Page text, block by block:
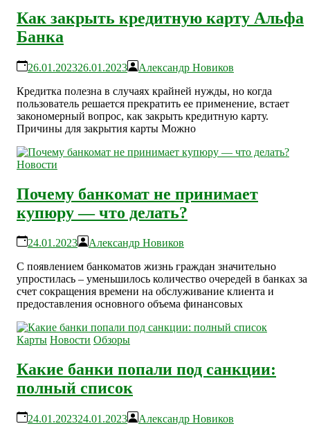
Как закрыть кредитную карту Альфа
Банка
26.01.202326.01.2023
Александр Новиков
Кредитка полезна в случаях крайней нужды, но когда
пользователь решается прекратить ее применение, встает
закономерный вопрос, как закрыть кредитную карту.
Причины для закрытия карты Можно
Новости
Почему банкомат не принимает
купюру — что делать?
24.01.2023
Александр Новиков
С появлением банкоматов жизнь граждан значительно
упростилась – уменьшилось количество очередей в банках за
счет сокращения времени на обслуживание клиента и
предоставления основного объема финансовых
Карты Новости Обзоры
Какие банки попали под санкции:
полный список
24.01.202324.01.2023
Александр Новиков